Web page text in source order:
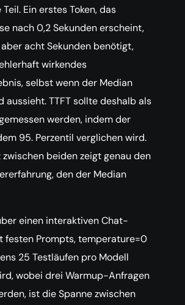
Ein erstes Token, das
nach 0,2 Sekunden erscheint,
acht Sekunden benötigt,
wirkendes
selbst wenn der Median
aussieht. TTFT sollte deshalb als
werden, indem der
95. Perzentil verglichen wird.
zwischen beiden zeigt genau den
den der Median
einen interaktiven Chat-
festen Prompts, temperature=0
25 Testläufen pro Modell
wobei drei Warmup-Anfragen
ist die Spanne zwischen